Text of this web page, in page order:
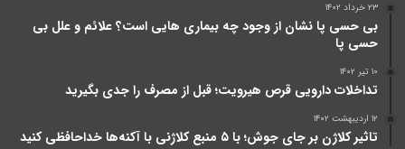
۲۳ خرداد ۱۴۰۲
بی حسی پا نشان از وجود چه بیماری هایی است؟ علائم و علل بی
حسی پا
۱۰ تیر ۱۴۰۲
تداخلات دارویی قرص هیرویت؛ قبل از مصرف را جدی بگیرید
۱۲ اردیبهشت ۱۴۰۲
تاثیر کلاژن بر جای جوش؛ با ۵ منبع کلاژنی با آکنه‌ها خداحافظی کنید